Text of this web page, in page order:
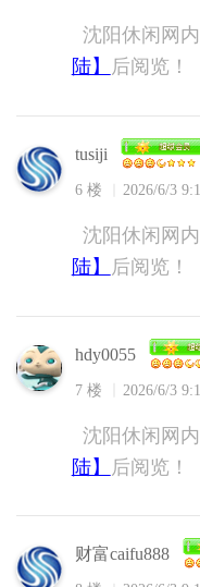
沈阳休闲网
陆】
后阅览！
tusiji
6 楼 2026/6/3
沈阳休闲网
陆】
后阅览！
hdy0055
7 楼 2026/6/3
沈阳休闲网
陆】
后阅览！
财富caifu888